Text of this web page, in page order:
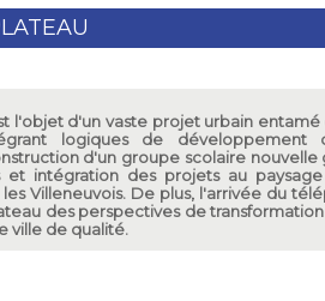
l'objet d'un vaste projet urbain
logiques de développement
d'un groupe scolaire
et intégration des projets au
Villeneuvois. De plus, l'arrivée du
des perspectives de
ville de qualité.